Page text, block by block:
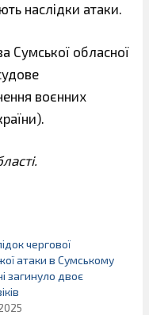
наслідки атаки.
Сумської обласної
воєнних
чергової
атаки в Сумському
загинуло двоє